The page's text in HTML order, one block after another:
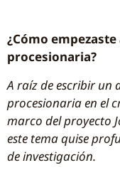
¿Cómo
procesionaria?
A raíz de escribir un
procesionaria en el
marco del proyecto
este tema quise
de investigación.